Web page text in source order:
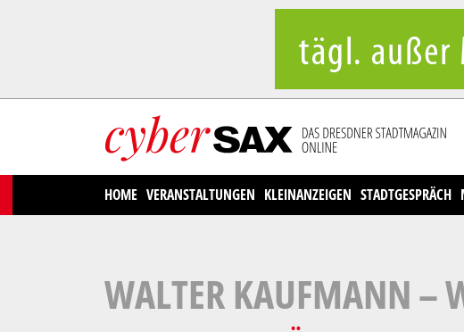
HOME VERANSTALTUNGEN KLEINANZEIGEN STADTGESPRÄCH
WALTER KAUFMANN –